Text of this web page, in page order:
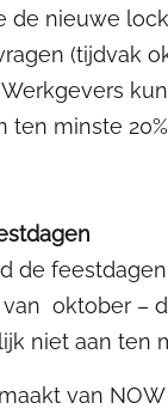
nieuwe
(tijdvak
ten minste
de
oktober –
niet aan ten
van